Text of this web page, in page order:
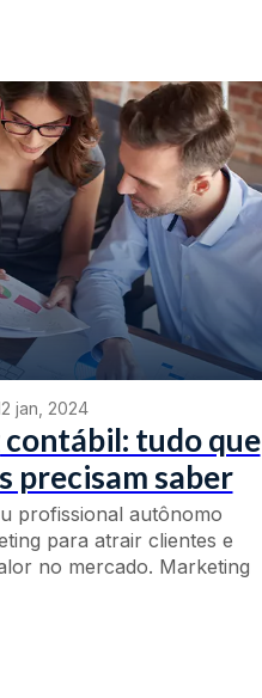
jan, 2024
tudo que
precisam saber
profissional autônomo
para atrair clientes e
no mercado. Marketing